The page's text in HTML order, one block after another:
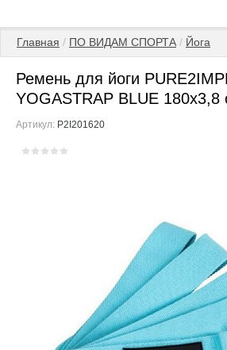
Главная / ПО ВИДАМ СПОРТА / Йога
Ремень для йоги
YOGASTRAP BLUE 180x3,8
Артикул: P2I201620